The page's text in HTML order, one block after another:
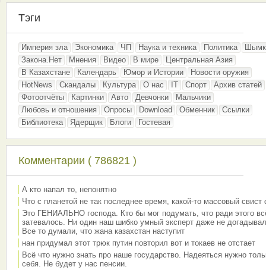
Тэги
Империя зла Экономика ЧП Наука и техника Политика
Закона.Нет
Мнения Видео В мире
Центральная Азия
В Казахстане
Календарь Юмор и Истории
Новости оружия
HotNews
Скандалы Культура О нас IT Спорт
Архив статей
Фотоотчёты
Картинки Авто Девчонки
Мальчики
Любовь и отношения
Опросы Download Обменник
Ссылки
Библиотека
Ядерщик Блоги Гостевая
Комментарии ( 786821 )
А кто напал то, непонятно
Что с планетой не так последнее время, какой-то массовый свист
Это ГЕНИАЛЬНО господа. Кто бы мог подумать, что ради этого
затевалось. Ни один наш шибко умный эксперт даже не
Все то думали, что жана казахстан наступит
нан придумал этот трюк путин повторил вот и токаев не отстает
Всё что нужно знать про наше государство. Надеяться нужно
себя. Не будет у нас пенсии.